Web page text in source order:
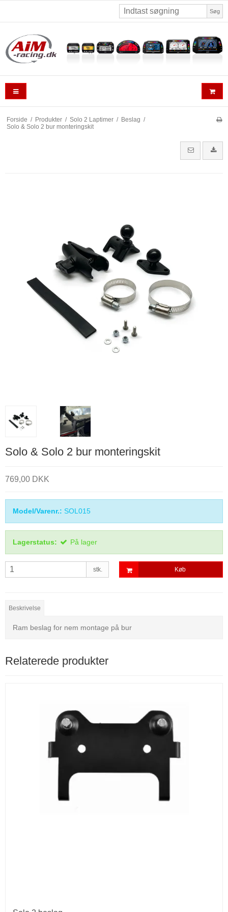
Søg
Forside / Produkter / Solo 2 Laptimer / Beslag /
Solo & Solo 2 bur monteringskit
Solo & Solo 2 bur monteringskit
769,00 DKK
Model/Varenr.: SOL015
Lagerstatus: På lager
stk. Køb
Beskrivelse
Ram beslag for nem montage på bur
Relaterede produkter